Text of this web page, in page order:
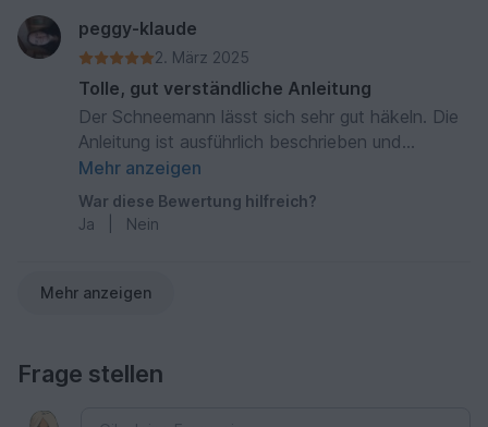
peggy-klaude
2. März 2025
Tolle, gut verständliche Anleitung
Der Schneemann lässt sich sehr gut häkeln. Die
Anleitung ist ausführlich beschrieben und
zusätzlich bebildert.
Mehr anzeigen
War diese Bewertung hilfreich?
Ja
Nein
Mehr anzeigen
Frage stellen